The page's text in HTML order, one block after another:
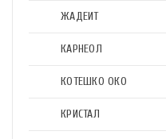
ЖАДЕИТ
КАРНЕОЛ
КОТЕШКО ОКО
КРИСТАЛ